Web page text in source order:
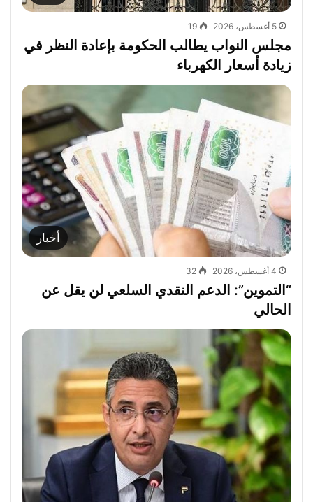
5 أغسطس، 2026 19
مجلس النواب يطالب الحكومة بإعادة النظر في
زيادة أسعار الكهرباء
أخبار
4 أغسطس، 2026 32
“التموين”: الدعم النقدي السلعي لن يقل عن
الحالي